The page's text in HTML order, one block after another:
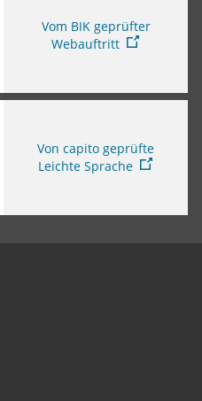
Vom BIK geprüfter
Webauftritt
Von capito geprüfte
Leichte Sprache